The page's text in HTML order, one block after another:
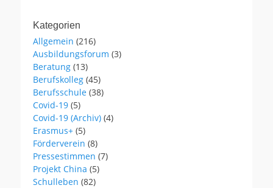
Kategorien
Allgemein (216)
Ausbildungsforum (3)
Beratung (13)
Berufskolleg (45)
Berufsschule (38)
Covid-19 (5)
Covid-19 (Archiv) (4)
Erasmus+ (5)
Förderverein (8)
Pressestimmen (7)
Projekt China (5)
Schulleben (82)